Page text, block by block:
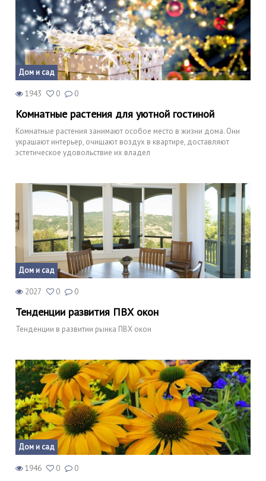
Дом и сад
1943 0 0
Комнатные растения для уютной гостиной
Комнатные растения занимают особое место в жизни дома. Они
украшают интерьер, очищают воздух в квартире, доставляют
эстетическое удовольствие их владел
Дом и сад
2027 0 0
Тенденции развития ПВХ окон
Тенденции в развитии рынка ПВХ окон
Дом и сад
1946 0 0